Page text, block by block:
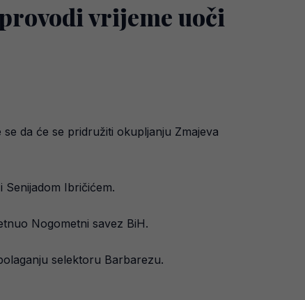
vrijeme uoči
da će se pridružiti okupljanju Zmajeva
Ibričićem.
Nogometni savez BiH.
selektoru Barbarezu.